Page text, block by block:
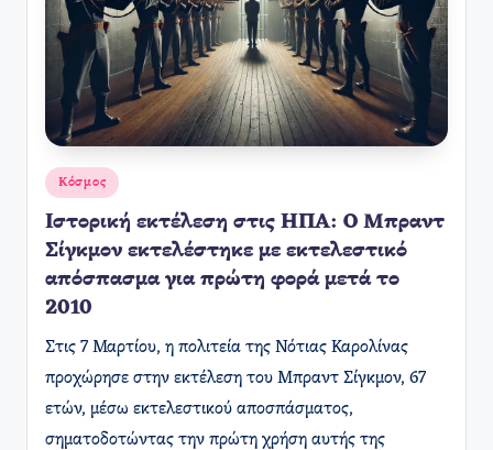
Αναρτήθηκε
σε
Κόσμος
Ιστορική εκτέλεση στις ΗΠΑ: Ο Μπραντ
Σίγκμον εκτελέστηκε με εκτελεστικό
απόσπασμα για πρώτη φορά μετά το
2010
​Στις 7 Μαρτίου, η πολιτεία της Νότιας Καρολίνας
προχώρησε στην εκτέλεση του Μπραντ Σίγκμον, 67
ετών, μέσω εκτελεστικού αποσπάσματος,
σηματοδοτώντας την πρώτη χρήση αυτής της